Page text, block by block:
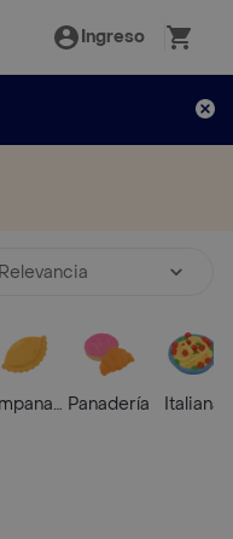
Ingreso
Relevancia
Panadería Italiana